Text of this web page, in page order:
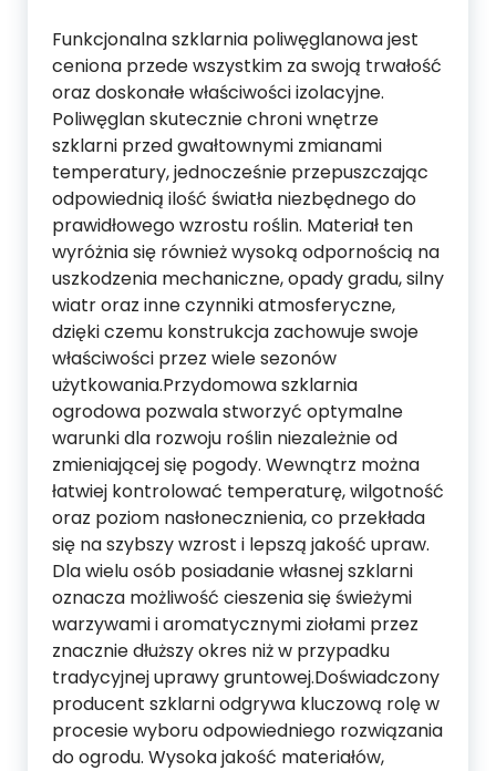
Funkcjonalna szklarnia poliwęglanowa jest
ceniona przede wszystkim za swoją trwałość
oraz doskonałe właściwości izolacyjne.
Poliwęglan skutecznie chroni wnętrze
szklarni przed gwałtownymi zmianami
temperatury, jednocześnie przepuszczając
odpowiednią ilość światła niezbędnego do
prawidłowego wzrostu roślin. Materiał ten
wyróżnia się również wysoką odpornością na
uszkodzenia mechaniczne, opady gradu, silny
wiatr oraz inne czynniki atmosferyczne,
dzięki czemu konstrukcja zachowuje swoje
właściwości przez wiele sezonów
użytkowania.Przydomowa szklarnia
ogrodowa pozwala stworzyć optymalne
warunki dla rozwoju roślin niezależnie od
zmieniającej się pogody. Wewnątrz można
łatwiej kontrolować temperaturę, wilgotność
oraz poziom nasłonecznienia, co przekłada
się na szybszy wzrost i lepszą jakość upraw.
Dla wielu osób posiadanie własnej szklarni
oznacza możliwość cieszenia się świeżymi
warzywami i aromatycznymi ziołami przez
znacznie dłuższy okres niż w przypadku
tradycyjnej uprawy gruntowej.Doświadczony
producent szklarni odgrywa kluczową rolę w
procesie wyboru odpowiedniego rozwiązania
do ogrodu. Wysoka jakość materiałów,